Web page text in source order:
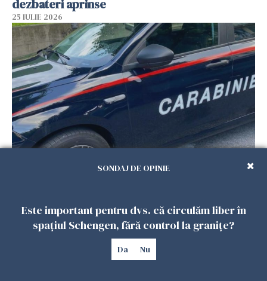
dezbateri aprinse
25 IULIE 2026
Româncă din Italia, acuzată că și-a lăsat copiii
25 IULIE 2026
SONDAJ DE OPINIE
Este important pentru dvs. că circulăm liber în
spațiul Schengen, fără control la granițe?
Da Nu